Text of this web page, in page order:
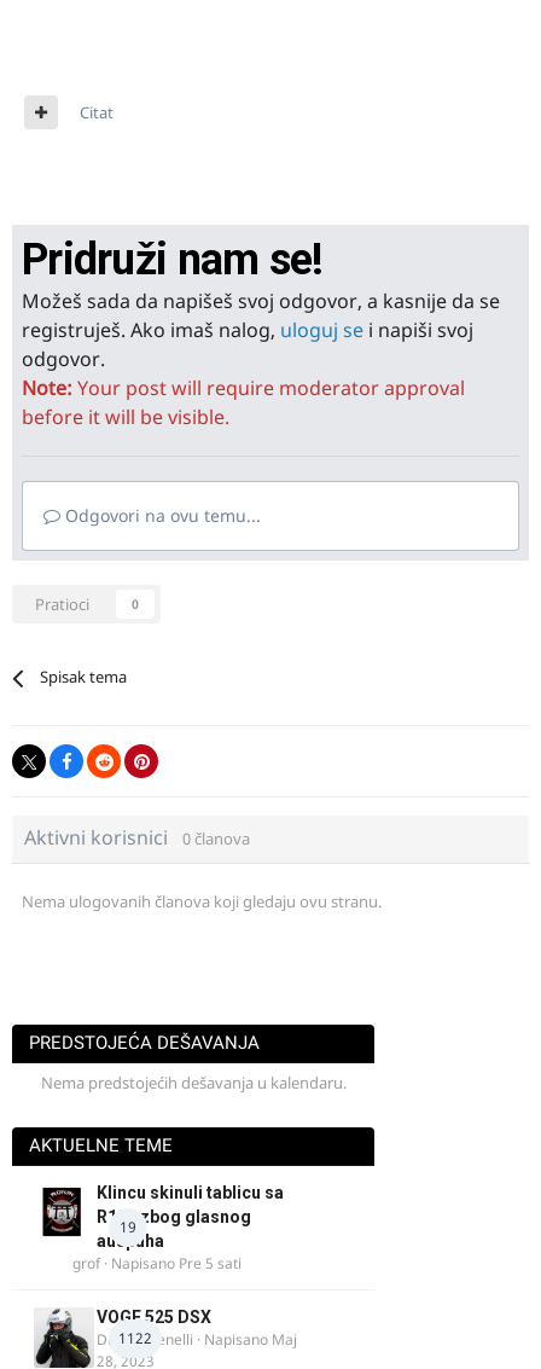
Citat
Pridruži nam se!
Možeš sada da napišeš svoj odgovor, a kasnije da se
registruješ. Ako imaš nalog, uloguj se i napiši svoj
odgovor.
Note: Your post will require moderator approval
before it will be visible.
Odgovori na ovu temu...
Pratioci 0
Spisak tema
Aktivni korisnici 0 članova
Nema ulogovanih članova koji gledaju ovu stranu.
PREDSTOJEĆA DEŠAVANJA
Nema predstojećih dešavanja u kalendaru.
AKTUELNE TEME
19
Klincu skinuli tablicu sa
R125 zbog glasnog
auspuha
grof· Napisano Pre 5 sati
1122
VOGE 525 DSX
DraganBenelli · Napisano Maj
28, 2023